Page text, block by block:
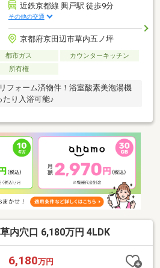
近鉄京都線 興戸駅 徒歩9分
その他の交通
京都府京田辺市草内五ノ坪
都市ガス
カウンターキッチン
所有権
フォーム済物件！浴室酸素美泡湯機
たり入浴可能♪
内穴口 6,180万円 4LDK
6,180万円